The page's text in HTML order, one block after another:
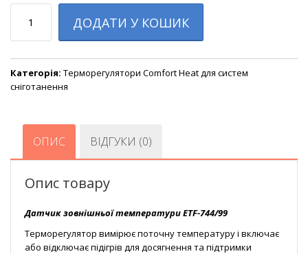
ДОДАТИ У КОШИК
Категорія: Терморегулятори Comfort Heat для систем
сніготанення
ОПИС ВІДГУКИ (0)
Опис товару
Датчик зовнішньої температури ETF-744/99
Терморегулятор вимірює поточну температуру і включає
або відключає підігрів для досягнення та підтримки